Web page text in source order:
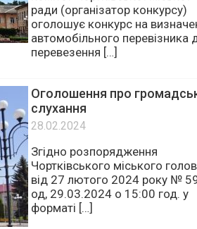
До уваги власників
автотранспорту! Виконавчий
комітет Чортківської міської
ради (організатор конкурсу)
перевезення […]
Оголошення про громадські
слухання
28.02.2024
Згідно розпорядження
Чортківського міського голови